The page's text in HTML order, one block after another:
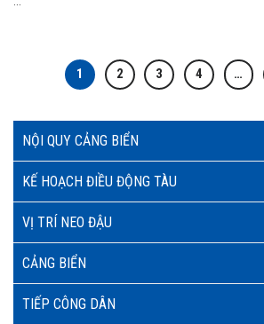
NỘI QUY CẢNG BIỂN
KẾ HOẠCH ĐIỀU ĐỘNG TÀU
VỊ TRÍ NEO ĐẬU
CẢNG BIỂN
TIẾP CÔNG DÂN
1 2 3 4 …